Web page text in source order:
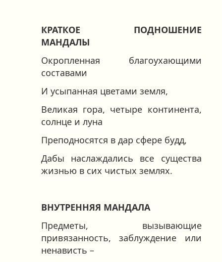
КРАТКОЕ ПОДНОШЕНИЕ
МАНДАЛЫ
Окропленная благоухающими
составами
И усыпанная цветами земля,
Великая гора, четыре континента,
солнце и луна
Преподносятся в дар сфере будд,
Дабы наслаждались все существа
жизнью в сих чистых землях.
ВНУТРЕННЯЯ МАНДАЛА
Предметы, вызывающие
привязанность, заблуждение или
ненависть –